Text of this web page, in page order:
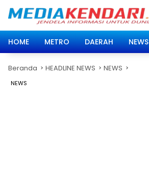
HOME
METRO DAERAH NEWS
Beranda HEADLINE NEWS NEWS
NEWS